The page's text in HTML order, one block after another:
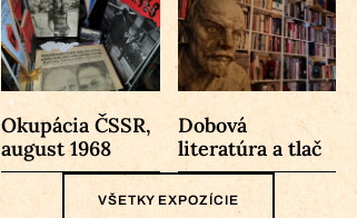
Okupácia ČSSR,
august 1968
Dobová
literatúra a tlač
VŠETKY EXPOZÍCIE